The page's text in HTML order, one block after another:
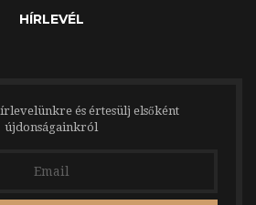
HÍRLEVÉL
és értesülj elsőként
újdonságainkról